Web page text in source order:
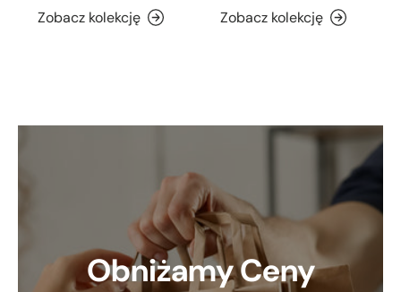
Zobacz kolekcję Zobacz kolekcję
Obniżamy Ceny